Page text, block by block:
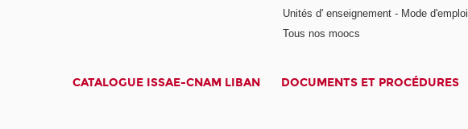
Unités d' enseignement - Mode d'emploi
Tous nos moocs
CATALOGUE ISSAE-CNAM LIBAN DOCUMENTS ET PROCÉDURES